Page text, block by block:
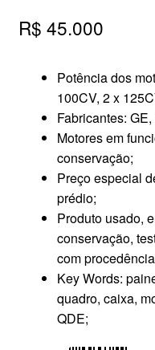
R$ 45.000
Potência dos
100CV, 2 x
Fabricantes:
Motores em
conservação;
Preço especial
prédio;
Produto usado,
conservação,
com
Key Words:
quadro, caixa,
QDE;